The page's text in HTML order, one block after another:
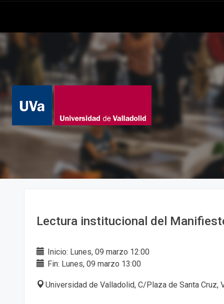
Lectura institucional del
Inicio: Lunes, 09 marzo 12:00
Fin: Lunes, 09 marzo 13:00
Universidad de Valladolid, C/Plaza de Santa Cruz,